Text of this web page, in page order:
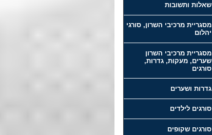
שאלות ותשובות
מסגריית מרכיבי השרון, סורגי
יהלום
מסגריית מרכיבי השרון
שערים, מעקות, גדרות,
סורגים
גדרות ושערים
סורגים לילדים
סורגים שקופים